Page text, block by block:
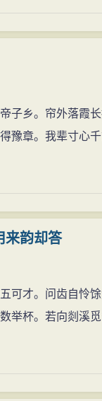
子乡。帘外落霞
豫章。我辈寸心
来韵却答
可才。问齿自怜
举杯。若向剡溪